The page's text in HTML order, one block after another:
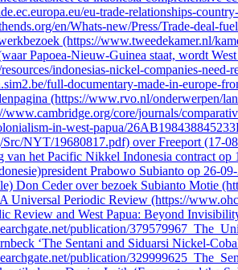
eu-trade-relationships-
en/Whats-new/Press/Trade-deal-
(https://www.tweedekamer.nl/
Papoea-Nieuw-Guinea staat, wordt
indonesias-nickel-companies-
full-documentary-made-in-europe-
(https://www.rvo.nl/onderwerpen/
www.cambridge.org/core/journals/
in-west-papua/
NYT/19680817.pdf) over Freeport (17-
van het Pacific Nikkel Indonesia contract
Prabowo Subianto op 26-
Don Ceder over bezoek Subianto Motie
Universal Periodic Review (https://
Review and West Papua: Beyond
publication/
‘The Sentani and Siduarsi Nickel-
publication/